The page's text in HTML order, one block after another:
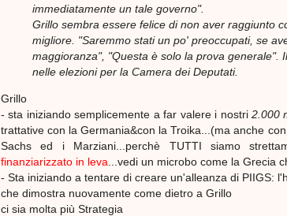
immediatamente un tale governo".
Grillo sembra essere felice di non aver raggiunto
migliore. "Saremmo stati un po' preoccupati, se
maggioranza", "Questa è solo la prova generale".
nelle elezioni per la Camera dei Deputati.
Grillo
- sta iniziando semplicemente a far valere i nostri 2.000
trattative con la Germania&con la Troika...(ma anche
Sachs ed i Marziani...perchè TUTTI siamo
finanziarizzato in leva ...vedi un microbo come la Grecia
- Sta iniziando a tentare di creare un'alleanza di PIIGS:
che dimostra nuovamente come dietro a Grillo
ci sia molta più Strategia